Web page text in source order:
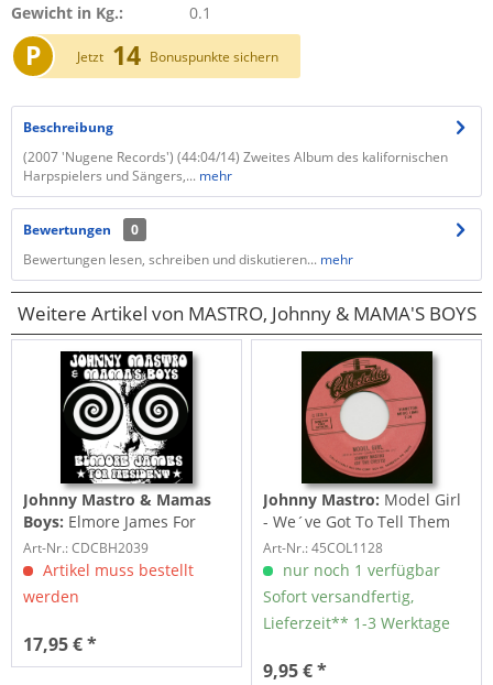
Gewicht in Kg.:
0.1
P Jetzt 14 Bonuspunkte sichern
Beschreibung
(2007 'Nugene Records') (44:04/14) Zweites Album des kalifornischen
Harpspielers und Sängers,... mehr
Bewertungen
0
Bewertungen lesen, schreiben und diskutieren... mehr
Weitere Artikel von MASTRO, Johnny & MAMA'S BOYS
Johnny Mastro & Mamas
Boys: Elmore James For
President (CD)
Art-Nr.: CDCBH2039
Artikel muss bestellt
werden
17,95 € *
Johnny Mastro: Model Girl
- We´ve Got To Tell Them
(7inch, 45rpm)
Art-Nr.: 45COL1128
nur noch 1 verfügbar
Sofort versandfertig,
Lieferzeit** 1-3 Werktage
9,95 € *